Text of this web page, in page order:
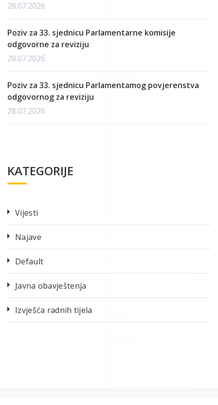
28.07.2026
Poziv za 33. sjednicu Parlamentarne komisije
odgovorne za reviziju
28.07.2026
Poziv za 33. sjednicu Parlamentamog povjerenstva
odgovornog za reviziju
28.07.2026
KATEGORIJE
Vijesti
Najave
Default
Javna obavještenja
Izvješća radnih tijela